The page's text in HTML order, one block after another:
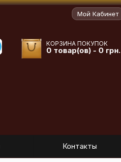
Мой Кабинет
КОРЗИНА ПОКУПОК
0 товар(ов) - 0 грн.
Контакты